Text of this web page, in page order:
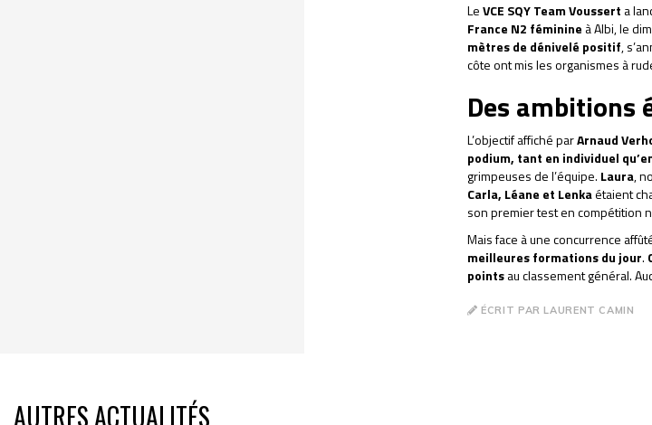
LeVCE SQY Team Voussert a
France N2 féminine à Albi, le
mètres de dénivelé positif,
côte ont mis les organismes à
Des ambitions
L’objectif affiché parArnaud
podium, tant en individuel
grimpeuses de l’équipe. Laura,
Carla, Léane et Lenkaétaient
son premier test en compétition
Mais face à une concurrence
meilleures formations du jour.
pointsau classement général.
ÉCRIT PAR LAURENT CAMIN
AUTRES ACTUALITÉS